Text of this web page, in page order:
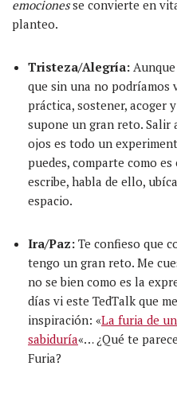
emocionesse convierte en
planteo.
Tristeza/Alegría:
que sin una no podríamos
práctica, sostener, acoger
supone un gran reto. Salir
ojos es todo un
puedes, comparte como
escribe, habla de ello,
espacio.
Ira/Paz: Te confieso que
tengo un gran reto. Me
no se bien como es la
días vi este TedTalk que
inspiración: «La furia de
sabiduría«… ¿Qué te
Furia?